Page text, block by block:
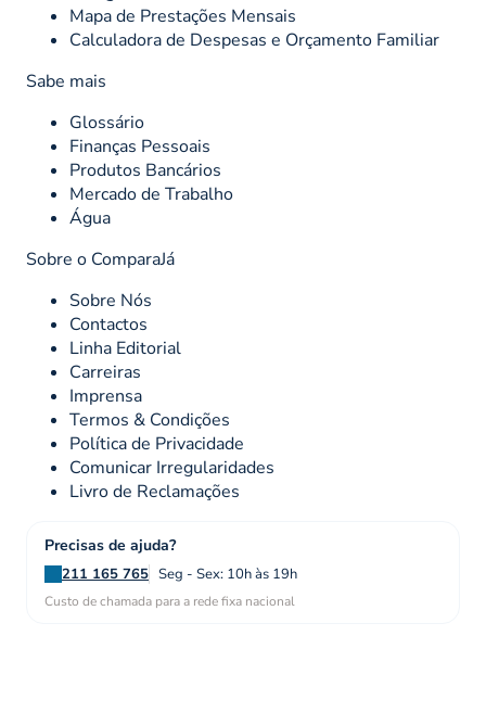
Mapa de Prestações Mensais
Calculadora de Despesas e Orçamento Familiar
Sabe mais
Glossário
Finanças Pessoais
Produtos Bancários
Mercado de Trabalho
Água
Sobre o ComparaJá
Sobre Nós
Contactos
Linha Editorial
Carreiras
Imprensa
Termos & Condições
Política de Privacidade
Comunicar Irregularidades
Livro de Reclamações
Precisas de ajuda?
211 165 765 Seg - Sex: 10h às 19h
Custo de chamada para a rede fixa nacional